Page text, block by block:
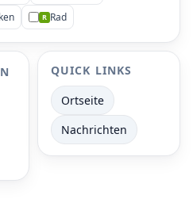
R Rad
QUICK LINKS
Ortseite
Nachrichten